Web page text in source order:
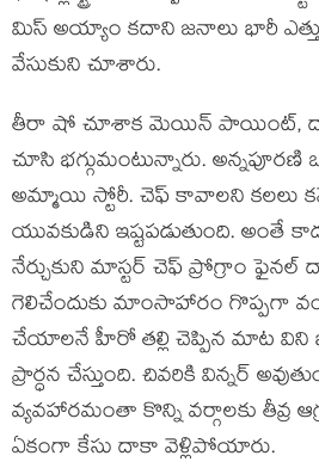
మిస్ అయ్యాం కదాని జనాలు భారీ
వేసుకుని చూశారు.
తీరా షో చూశాక మెయిన్ పాయింట్,
చూసి భగ్గుమంటున్నారు. అన్నపూరణి
అమ్మాయి స్టోరీ. చెఫ్ కావాలని కలలు
యువకుడిని ఇష్టపడుతుంది. అంతే
నేర్చుకుని మాస్టర్ చెఫ్ ప్రోగ్రాం
గెలిచేందుకు మాంసాహారం గొప్పగా
చేయాలనే హీరో తల్లి చెప్పిన మాట విని
ప్రార్ధన చేస్తుంది. చివరికి విన్నర్
వ్యవహారమంతా కొన్ని వర్గాలకు తీవ్ర
ఏకంగా కేసు దాకా వెళ్లిపోయారు.